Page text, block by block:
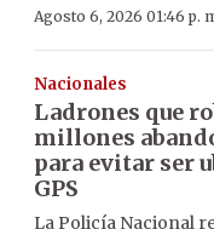
Agosto 6, 2026 01:46 p.
Nacionales
Ladrones que
millones
para evitar ser
GPS
La Policía Nacional